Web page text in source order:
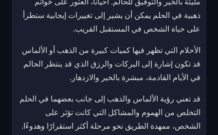
مليئة بالخير والتوفيق للحالم. أحياناً، العثور على خواتم
ذهبية في الحلم يمكن أن يشير إلى تغييرات إيجابية ستطرأ
على حياة الشخص في المستقبل القريب.
الأحلام التي تظهر فيها كميات كبيرة من الذهب أو الألماس
قد تكون إشارة إلى البركات والرزق الذي قد ينتظر الحالم
في الأيام القادمة، مبشرة بالخير والازدهار.
قد تعني رؤية الألماس والذهب إلى جانب بعضهما في الحلم
التخلص من الهموم والمشاكل التي كانت تؤثر على
الشخص، ممهدة الطريق نحو مرحلة أكثر استقرارًا وهدوءًا.